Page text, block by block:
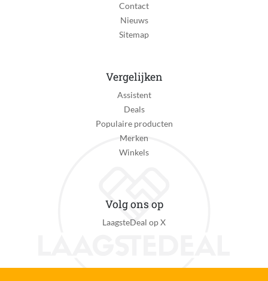
Contact
Nieuws
Sitemap
Vergelijken
Assistent
Deals
Populaire producten
Merken
Winkels
Volg ons op
LaagsteDeal op X